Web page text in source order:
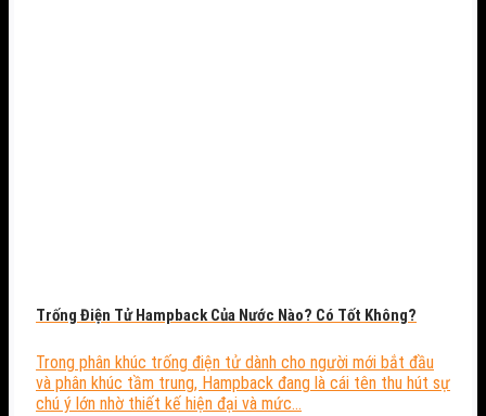
Trống Điện Tử Hampback Của Nước Nào? Có Tốt Không?
Trong phân khúc trống điện tử dành cho người mới bắt đầu
và phân khúc tầm trung, Hampback đang là cái tên thu hút sự
chú ý lớn nhờ thiết kế hiện đại và mức...